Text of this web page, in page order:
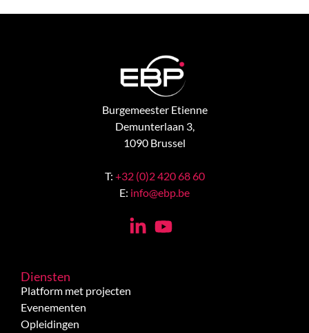
Burgemeester Etienne
Demunterlaan 3,
1090 Brussel
T: +32 (0)2 420 68 60
E: info@ebp.be
Diensten
Platform met projecten
Evenementen
Opleidingen